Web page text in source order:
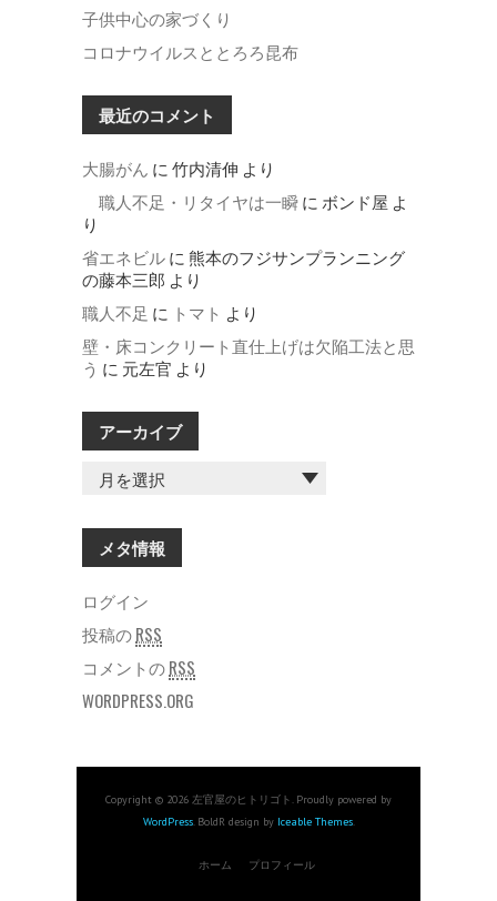
子供中心の家づくり
コロナウイルスととろろ昆布
最近のコメント
大腸がん に 竹内清伸 より
職人不足・リタイヤは一瞬に ボンド屋 よ
り
省エネビルに 熊本のフジサンプランニング
の藤本三郎 より
職人不足 に トマト より
壁・床コンクリート直仕上げは欠陥工法と思
う に 元左官 より
アーカイブ
ア
ー
ブ
メタ情報
ログイン
投稿のRSS
コメントのRSS
WORDPRESS.ORG
Copyright © 2026 左官屋のヒトリゴト. Proudly powered by
WordPress. BoldR design by Iceable Themes.
ホーム プロフィール